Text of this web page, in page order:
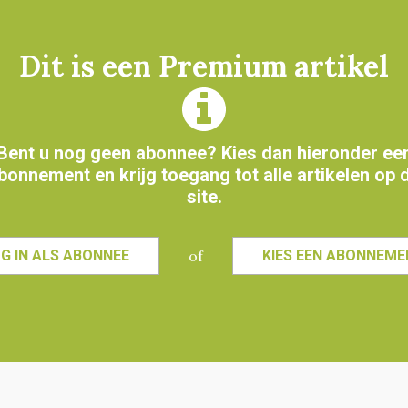
CORONA
COVID-19 VACCINATIE
Dit is een Premium artikel
Bent u nog geen abonnee? Kies dan hieronder
en krijg toegang tot alle artikelen op
site.
IN ALS ABONNEE of KIES EEN